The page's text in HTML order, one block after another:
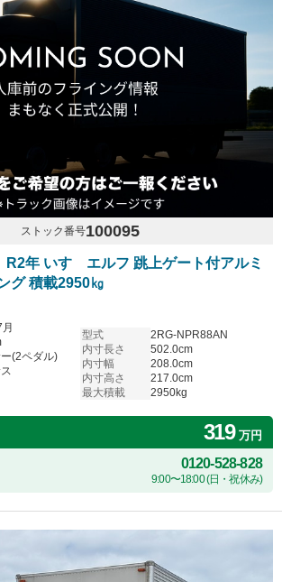
ストック番号100095
R2年 いすゞエルフ 跳上ゲート付アルミ
グ 積載2950㎏
(2ペダル)
型式
2RG-NPR88AN
内寸長さ
502.0cm
内寸幅
208.0cm
内寸高さ
217.0cm
最大積載
2950kg
319万円
0120-528-828
9:00〜18:00 (日・祝休み)